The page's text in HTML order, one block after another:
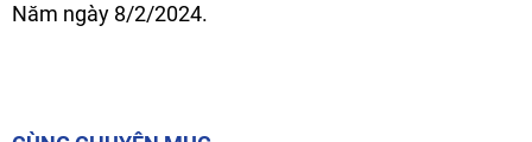
Năm ngày 8/2/2024.